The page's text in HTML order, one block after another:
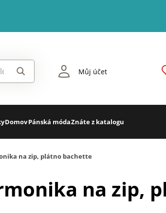
Můj účet
DomovPánská módaZnáte z katalogu
na zip, plátno bachette
na zip,